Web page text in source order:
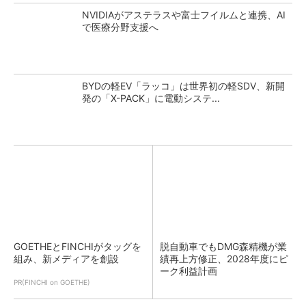
NVIDIAがアステラスや富士フイルムと連携、AI
で医療分野支援へ
BYDの軽EV「ラッコ」は世界初の軽SDV、新開
発の「X-PACK」に電動システ...
GOETHEとFINCHIがタッグを
組み、新メディアを創設
PR(FINCHI on GOETHE)
脱自動車でもDMG森精機が業
績再上方修正、2028年度にピ
ーク利益計画